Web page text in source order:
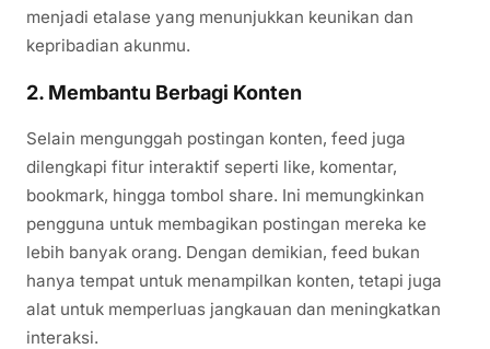
menjadi etalase yang menunjukkan keunikan dan
kepribadian akunmu.
2. Membantu Berbagi Konten
Selain mengunggah postingan konten, feed juga
dilengkapi fitur interaktif seperti like, komentar,
bookmark, hingga tombol share. Ini memungkinkan
pengguna untuk membagikan postingan mereka ke
lebih banyak orang. Dengan demikian, feed bukan
hanya tempat untuk menampilkan konten, tetapi juga
alat untuk memperluas jangkauan dan meningkatkan
interaksi.